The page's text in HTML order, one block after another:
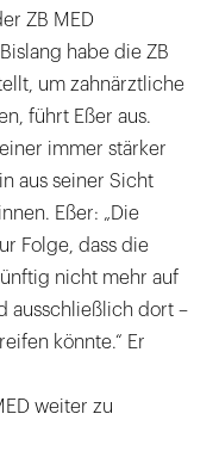
ZB MED
habe die ZB
um zahnärztliche
führt Eßer aus.
immer stärker
aus seiner Sicht
Eßer: „Die
Folge, dass die
nicht mehr auf
ausschließlich dort –
könnte.“ Er
weiter zu